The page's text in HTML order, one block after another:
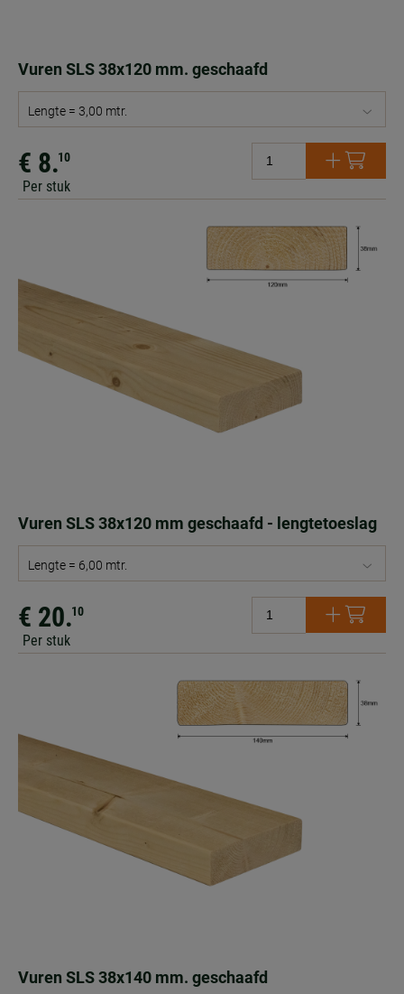
Vuren SLS 38x120 mm. geschaafd
Lengte = 3,00 mtr.
€ 8.10
Per stuk
Vuren SLS 38x120 mm geschaafd - lengtetoeslag
Lengte = 6,00 mtr.
€ 20.10
Per stuk
Vuren SLS 38x140 mm. geschaafd